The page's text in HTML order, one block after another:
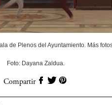
de Plenos del Ayuntamiento. Más
Foto: Dayana Zaldua.
Compartir